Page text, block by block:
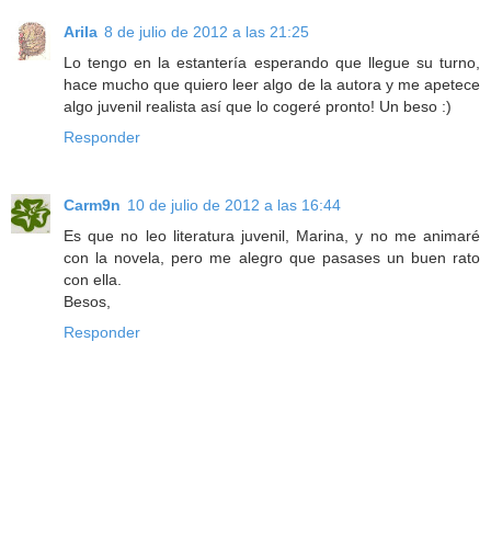
Arila 8 de julio de 2012 a las 21:25
Lo tengo en la estantería esperando que llegue su turno,
hace mucho que quiero leer algo de la autora y me apetece
algo juvenil realista así que lo cogeré pronto! Un beso :)
Responder
Carm9n 10 de julio de 2012 a las 16:44
Es que no leo literatura juvenil, Marina, y no me animaré
con la novela, pero me alegro que pasases un buen rato
con ella.
Besos,
Responder